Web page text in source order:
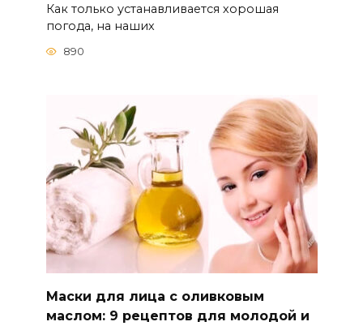
Как только устанавливается хорошая
погода, на наших
890
Маски для лица с оливковым
маслом: 9 рецептов для молодой и